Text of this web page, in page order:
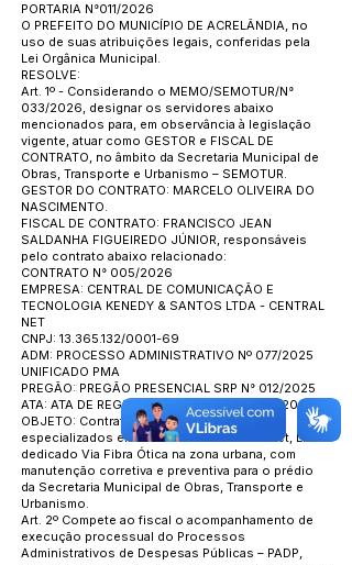
PORTARIA N°011/2026
O PREFEITO DO MUNICÍPIO DE ACRELÂNDIA, no
uso de suas atribuições legais, conferidas pela
Lei Orgânica Municipal.
RESOLVE:
Art. 1º - Considerando o MEMO/SEMOTUR/N°
033/2026, designar os servidores abaixo
mencionados para, em observância à legislação
vigente, atuar como GESTOR e FISCAL DE
CONTRATO, no âmbito da Secretaria Municipal de
Obras, Transporte e Urbanismo – SEMOTUR.
GESTOR DO CONTRATO: MARCELO OLIVEIRA DO
NASCIMENTO.
FISCAL DE CONTRATO: FRANCISCO JEAN
SALDANHA FIGUEIREDO JÚNIOR, responsáveis
pelo contrato abaixo relacionado:
CONTRATO N° 005/2026
EMPRESA: CENTRAL DE COMUNICAÇÃO E
TECNOLOGIA KENEDY & SANTOS LTDA - CENTRAL
NET
CNPJ: 13.365.132/0001-69
ADM: PROCESSO ADMINISTRATIVO Nº 077/2025
UNIFICADO PMA
PREGÃO: PREGÃO PRESENCIAL SRP N° 012/2025
ATA: ATA DE REGISTRO DE PREÇOS Nº 001/2026
OBJETO: Contratação de Pessoa Jurídica,
especializados em fornecimento de Internet, Link
dedicado Via Fibra Ótica na zona urbana, com
manutenção corretiva e preventiva para o prédio
da Secretaria Municipal de Obras, Transporte e
Urbanismo.
Art. 2º Compete ao fiscal o acompanhamento de
execução processual do Processos
Administrativos de Despesas Públicas – PADP,